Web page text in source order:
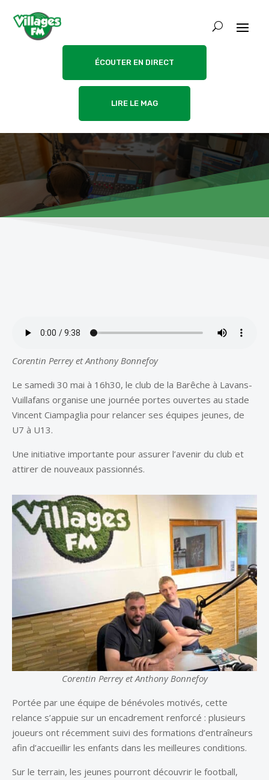
ÉCOUTER EN DIRECT
LIRE LE MAG
Corentin Perrey et Anthony Bonnefoy
Le samedi 30 mai à 16h30, le club de la Barêche à Lavans-
Vuillafans organise une journée portes ouvertes au stade
Vincent Ciampaglia pour relancer ses équipes jeunes, de
U7 à U13.
Une initiative importante pour assurer l’avenir du club et
attirer de nouveaux passionnés.
Corentin Perrey et Anthony Bonnefoy
Portée par une équipe de bénévoles motivés, cette
relance s’appuie sur un encadrement renforcé : plusieurs
joueurs ont récemment suivi des formations d’entraîneurs
afin d’accueillir les enfants dans les meilleures conditions.
Sur le terrain, les jeunes pourront découvrir le football,